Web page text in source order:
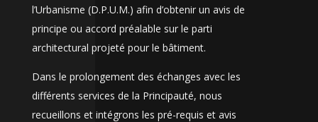
l’Urbanisme (D.P.U.M.) afin d’obtenir un avis de
principe ou accord préalable sur le parti
architectural projeté pour le bâtiment.
Dans le prolongement des échanges avec les
différents services de la Principauté, nous
recueillons et intégrons les pré-requis et avis